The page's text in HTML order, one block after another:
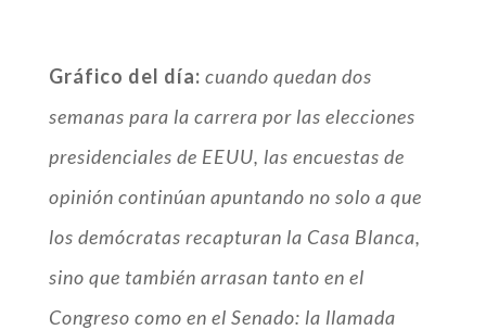
Gráfico del día: cuando quedan dos
semanas para la carrera por las elecciones
presidenciales de EEUU, las encuestas de
opinión continúan apuntando no solo a que
los demócratas recapturan la Casa Blanca,
sino que también arrasan tanto en el
Congreso como en el Senado: la llamada